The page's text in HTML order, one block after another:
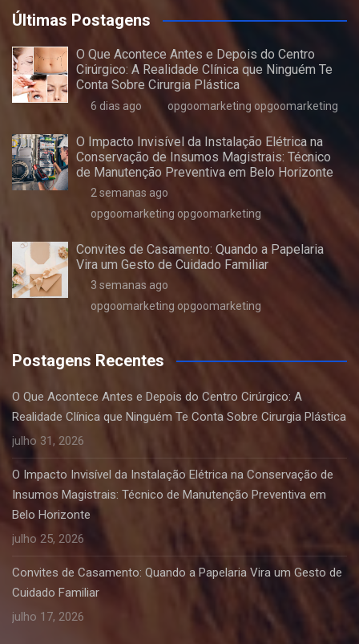
Últimas Postagens
O Que Acontece Antes e Depois do Centro
Cirúrgico: A Realidade Clínica que Ninguém Te
Conta Sobre Cirurgia Plástica
6 dias ago opgoomarketing opgoomarketing
O Impacto Invisível da Instalação Elétrica na
Conservação de Insumos Magistrais: Técnico
de Manutenção Preventiva em Belo Horizonte
2 semanas ago
opgoomarketing opgoomarketing
Convites de Casamento: Quando a Papelaria
Vira um Gesto de Cuidado Familiar
3 semanas ago
opgoomarketing opgoomarketing
Postagens Recentes
O Que Acontece Antes e Depois do Centro Cirúrgico: A
Realidade Clínica que Ninguém Te Conta Sobre Cirurgia Plástica
julho 31, 2026
O Impacto Invisível da Instalação Elétrica na Conservação de
Insumos Magistrais: Técnico de Manutenção Preventiva em
Belo Horizonte
julho 25, 2026
Convites de Casamento: Quando a Papelaria Vira um Gesto de
Cuidado Familiar
julho 17, 2026